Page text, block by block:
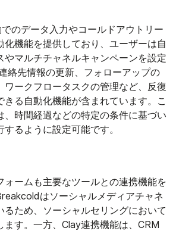
のデータ入力やコールドアウトリー
化機能を提供しており、ユーザーは自
やマルチチャネルキャンペーンを設定
絡先情報の更新、フォローアップの
ワークフロータスクの管理など、反復
きる自動化機能が含まれています。こ
、時間経過などの特定の条件に基づい
るように設定可能です。
ォームも主要なツールとの連携機能を
はソーシャルメディアチャネ
るため、ソーシャルセリングにおいて
ます。一方、Clay連携機能は、CRM